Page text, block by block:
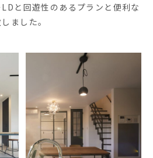
と回遊性のあるプランと便利な
ました。